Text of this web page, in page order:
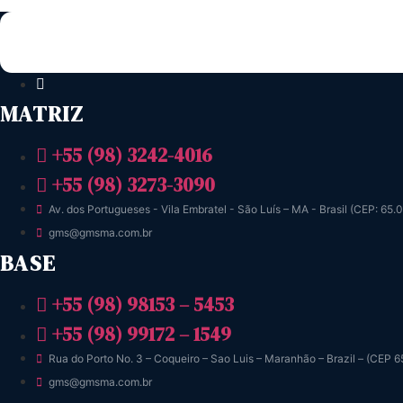
MATRIZ
+55 (98) 3242-4016
+55 (98) 3273-3090
Av. dos Portugueses - Vila Embratel - São Luís – MA - Brasil (CEP:
gms@gmsma.com.br
BASE
+55 (98) 98153 – 5453
+55 (98) 99172 – 1549
Rua do Porto No. 3 – Coqueiro – Sao Luis – Maranhão – Brazil – (CEP
gms@gmsma.com.br